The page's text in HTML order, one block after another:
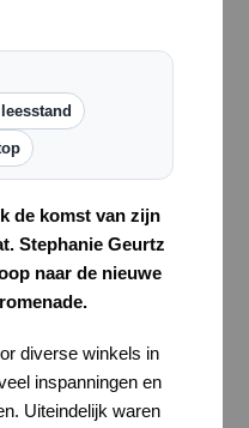
de komst van zijn
Stephanie Geurtz
naar de nieuwe
diverse winkels in
inspanningen en
Uiteindelijk waren